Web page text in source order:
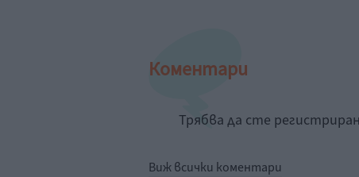
Коментари
Трябва да сте
Виж всички коментари